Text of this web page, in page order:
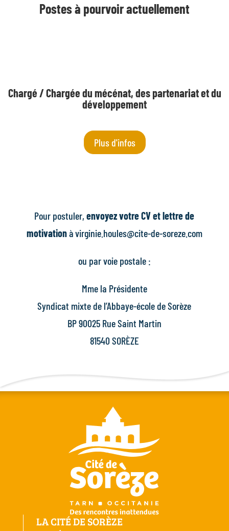
Postes à pourvoir actuellement
Chargé / Chargée du mécénat, des partenariat et du
développement
Plus d'infos
Pour postuler,envoyez votre CV et lettre de
motivationàvirginie.houles@cite-de-soreze.com
ou par voie postale :
Mme la Présidente
Syndicat mixte de l’Abbaye-école de Sorèze
BP 90025 Rue Saint Martin
81540 SORÈZE
LA CITÉ DE SORÈZE